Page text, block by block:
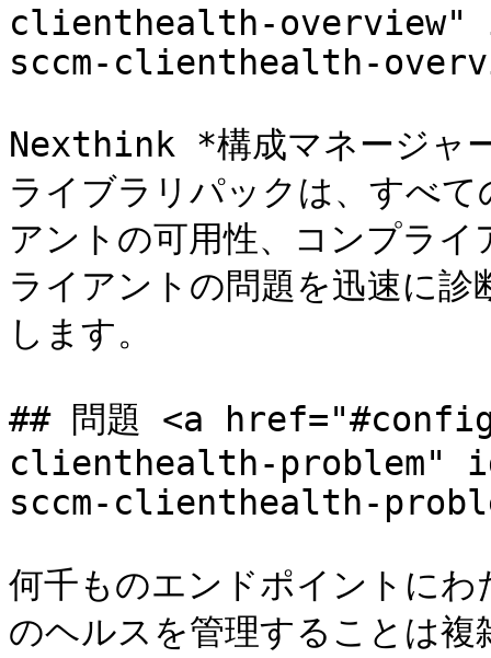
clienthealth-overview"
sccm-clienthealth-
Nexthink *構成マネージャ
ライブラリパックは、すべ
アントの可用性、コンプラ
ライアントの問題を迅速に
します。
## 問題 <a
clienthealth-problem"
sccm-clienthealth-
何千ものエンドポイントに
のヘルスを管理することは